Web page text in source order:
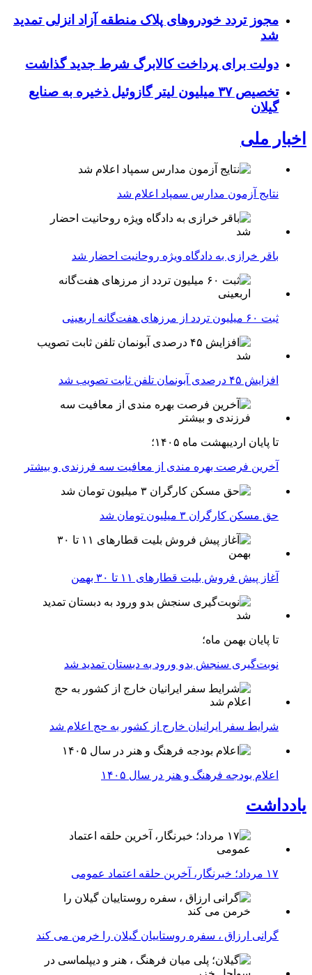
مجوز تردد خودروهای پلاک منطقه آزاد انزلی تمدید
شد
دولت برای پرداخت کالابرگ شرط جدید گذاشت
تخصیص ۳۷ میلیون لیتر گازوئیل ذخیره به صنایع
گیلان
اخبار ملی
نتایج آزمون مدارس سمپاد اعلام شد
باقر خرازی به دادگاه ویژه روحانیت احضار شد
ثبت ۶۰ میلیون تردد از مرزهای هفت‌گانه اربعینی
افزایش ۴۵ درصدی آبونمان تلفن ثابت تصویب شد
تا پایان اردیبهشت ماه ۱۴۰۵؛
آخرین فرصت بهره مندی از معافیت سه فرزندی و بیشتر
حق مسکن کارگران ۳ میلیون تومان شد
آغاز پیش فروش بلیت‌ قطارهای ۱۱ تا ۳۰ بهمن
تا پایان بهمن ماه؛
نوبت‌گیری سنجش بدو ورود به دبستان تمدید شد
شرایط سفر ایرانیان خارج از کشور به حج اعلام شد
اعلام بودجه فرهنگ و هنر در سال ۱۴۰۵
یادداشت
۱۷ مرداد؛ خبرنگار، آخرین حلقه اعتماد عمومی
گرانی ارزاق ، سفره روستاییان گیلان را خرمن می کند